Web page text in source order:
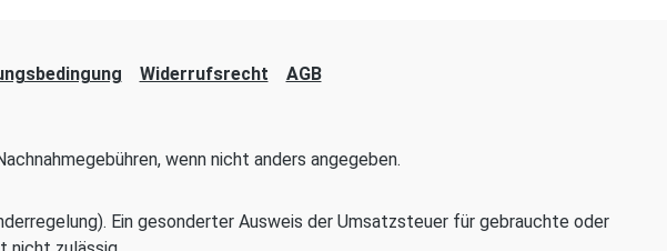
Widerrufsrecht AGB
wenn nicht anders angegeben.
Ein gesonderter Ausweis der Umsatzsteuer für gebrauchte oder